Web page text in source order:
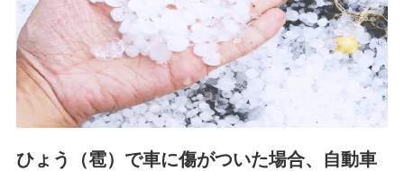
るために利用させていただくことがあります。）
上記に係る連絡・手続き・管理等付帯業務を行うため
3.セミナー募集サイトから取得した個人情報
各種セミナーの案内、開催のため
上記に係る連絡・手続き・管理等付帯業務を行うため
4.家族・友達紹介にて取得した個人情報
ひょう（雹）で車に傷がついた場合、自動車